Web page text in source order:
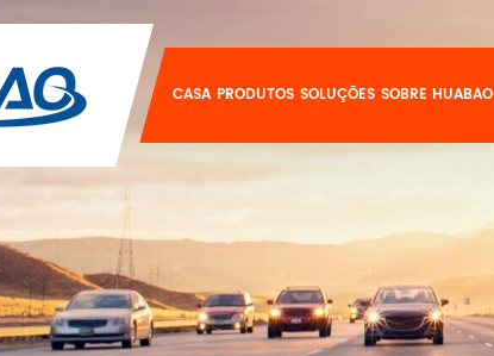
CASA PRODUTOS SOLUÇÕES SOBRE HUABAO